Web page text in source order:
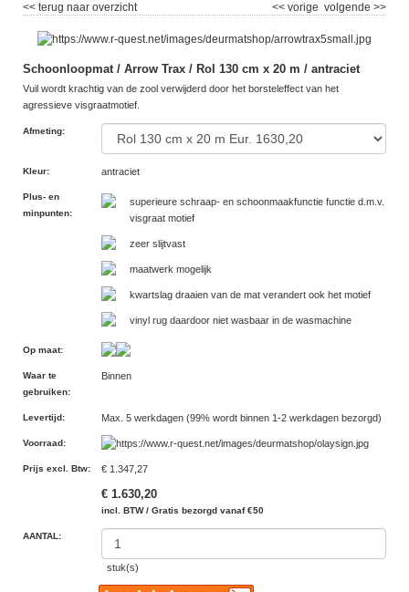
<< terug naar overzicht volgende >>
<< vorige
Schoonloopmat / Arrow Trax / Rol 130 cm x 20 m / antraciet
Vuil wordt krachtig van de zool verwijderd door het borsteleffect van het
agressieve visgraatmotief.
Afmeting:
Kleur: antraciet
Plus- en
minpunten:
superieure schraap- en schoonmaakfunctie functie d.m.v.
visgraat motief
zeer slijtvast
maatwerk mogelijk
kwartslag draaien van de mat verandert ook het motief
vinyl rug daardoor niet wasbaar in de wasmachine
Op maat:
Waar te
gebruiken:
Binnen
Levertijd : Max. 5 werkdagen (99% wordt binnen 1-2 werkdagen bezorgd)
Voorraad :
Prijs excl. Btw: € 1.347,27
€ 1.630,20
incl. BTW / Gratis bezorgd vanaf €50
AANTAL:
stuk(s)